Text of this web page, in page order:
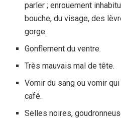
parler ; enrouement
bouche, du visage, des
gorge.
Gonflement du ventre.
Très mauvais mal de tête.
Vomir du sang ou vomir
café.
Selles noires,